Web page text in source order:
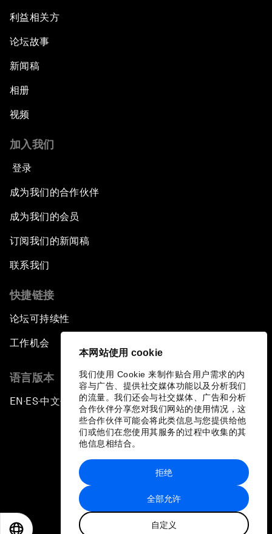
本网站使用 cookie
我们使用 Cookie 来制作贴合用户需求的内
容与广告、提供社交媒体功能以及分析我们
的流量。我们还会与社交媒体、广告和分析
合作伙伴分享您对我们网站的使用情况，这
些合作伙伴可能会将此类信息与您提供给他
们或他们在您使用其服务的过程中收集的其
他信息相结合。
全部允许
自定义
拒绝
利益相关方
论坛故事
新闻稿
相册
视频
加入我们
登录
成为我们的合作伙伴
成为我们的会员
订阅我们的新闻稿
联系我们
快捷链接
论坛可持续性
工作机会
语言版本
EN ▪ ES▪中文▪ 日本語
站点地图
世界经济论坛